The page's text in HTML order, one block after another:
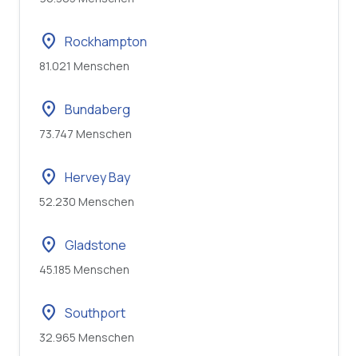
location_on Rockhampton
81.021 Menschen
location_on Bundaberg
73.747 Menschen
location_on Hervey Bay
52.230 Menschen
location_on Gladstone
45.185 Menschen
location_on Southport
32.965 Menschen